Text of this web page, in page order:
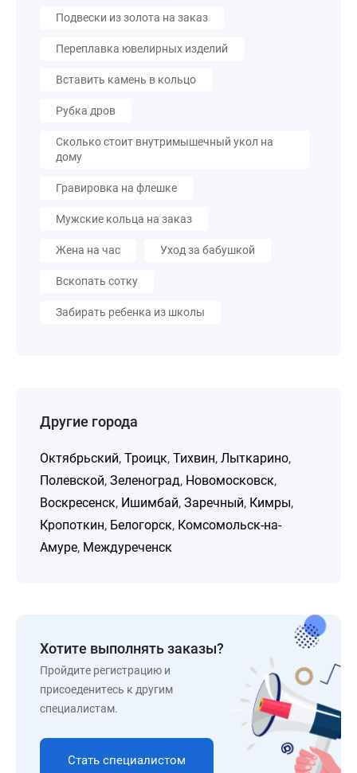
Подвески из золота на заказ
Переплавка ювелирных изделий
Вставить камень в кольцо
Рубка дров
Сколько стоит внутримышечный укол на
дому
Гравировка на флешке
Мужские кольца на заказ
Жена на час Уход за бабушкой
Вскопать сотку
Забирать ребенка из школы
Другие города
Октябрьский, Троицк, Тихвин, Лыткарино,
Полевской, Зеленоград, Новомосковск,
Воскресенск, Ишимбай, Заречный, Кимры,
Кропоткин, Белогорск, Комсомольск-на-
Амуре, Междуреченск
Хотите выполнять заказы?
Пройдите регистрацию и
присоеденитесь к другим
специалистам.
Стать специалистом